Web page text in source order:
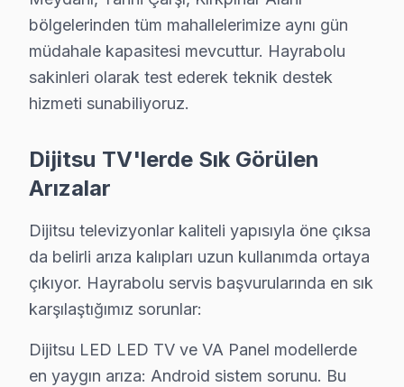
· Hayrabolu Sony
· Hayrabolu Philips
· Hayrabolu Hi-Level
· Hayrabolu iFFALCON
· Hayrabolu Panasonic
· Hayrabolu Toshiba
Hayrabolu'de Dijitsu TV Servisi Hakkında
bölgelerinden tüm mahallelerimize aynı gün
müdahale kapasitesi mevcuttur. Hayrabolu
sakinleri olarak test ederek teknik destek
hizmeti sunabiliyoruz.
Dijitsu TV'lerde Sık Görülen
Arızalar
Dijitsu televizyonlar kaliteli yapısıyla öne çıksa
da belirli arıza kalıpları uzun kullanımda ortaya
çıkıyor. Hayrabolu servis başvurularında en sık
karşılaştığımız sorunlar:
Dijitsu LED LED TV ve VA Panel modellerde
en yaygın arıza: Android sistem sorunu. Bu